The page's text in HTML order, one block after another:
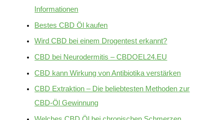
Informationen
Bestes CBD Öl kaufen
Wird CBD bei einem Drogentest erkannt?
CBD bei Neurodermitis – CBDOEL24.EU
CBD kann Wirkung von Antibiotika verstärken
CBD Extraktion – Die beliebtesten Methoden zur
CBD-Öl Gewinnung